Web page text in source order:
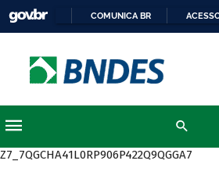
COMUNICA BR
Z7_7QGCHA41L0RP906P422Q9QGGA7